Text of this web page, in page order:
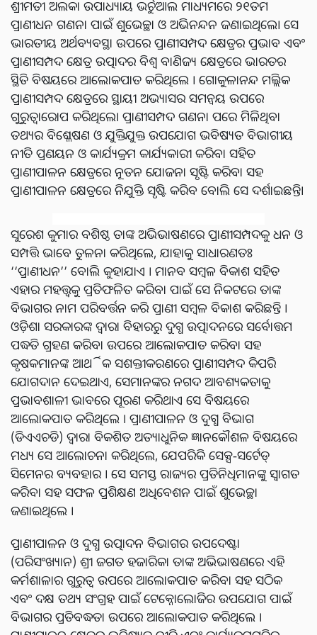
ଶ୍ରୀମତୀ ଅଲକା ଉପାଧ୍ୟାୟ ଭର୍ଚୁଆଲ ମାଧ୍ୟମରେ ୨୧ତମ
ପ୍ରାଣୀଧନ ଗଣନା ପାଇଁ ଶୁଭେଚ୍ଛା ଓ ଅଭିନନ୍ଦନ ଜଣାଇଥିଲେ। ସେ
ଭାରତୀୟ ଅର୍ଥବ୍ୟବସ୍ଥା ଉପରେ ପ୍ରାଣୀସମ୍ପଦ କ୍ଷେତ୍ରର ପ୍ରଭାବ ଏବଂ
ପ୍ରାଣୀସମ୍ପଦ କ୍ଷେତ୍ର ଉତ୍ପାଦର ବିଶ୍ୱ ବାଣିଜ୍ୟ କ୍ଷେତ୍ରରେ ଭାରତର
ସ୍ଥିତି ବିଷୟରେ ଆଲୋକପାତ କରିଥିଲେ । ଗୋକୁଳାନନ୍ଦ ମଲ୍ଲିକ
ପ୍ରାଣୀସମ୍ପଦ କ୍ଷେତ୍ରରେ ସ୍ଥାୟୀ ଅଭ୍ୟାସର ସମନ୍ୱୟ ଉପରେ
ଗୁରୁତ୍ୱାରୋପ କରିଥିଲେ। ପ୍ରାଣୀସମ୍ପଦ ଗଣନା ପରେ ମିଳିଥିବା
ତଥ୍ୟର ବିଶ୍ଳେଷଣ ଓ ଯୁକ୍ତିଯୁକ୍ତ ଉପଯୋଗ ଭବିଷ୍ୟତ ବିଭାଗୀୟ
ନୀତି ପ୍ରଣୟନ ଓ କାର୍ଯ୍ୟକ୍ରମ କାର୍ଯ୍ୟକାରୀ କରିବା ସହିତ
ପ୍ରାଣୀପାଳନ କ୍ଷେତ୍ରରେ ନୂତନ ଯୋଜନା ସୃଷ୍ଟି କରିବା ସହ
ପ୍ରାଣୀପାଳନ କ୍ଷେତ୍ରରେ ନିଯୁକ୍ତି ସୃଷ୍ଟି କରିବ ବୋଲି ସେ ଦର୍ଶାଇଛନ୍ତି।
ସୁରେଶ କୁମାର ବଶିଷ୍ଠ ତାଙ୍କ ଅଭିଭାଷଣରେ ପ୍ରାଣୀସମ୍ପଦକୁ ଧନ ଓ
ସମ୍ପତ୍ତି ଭାବେ ତୁଳନା କରିଥିଲେ, ଯାହାକୁ ସାଧାରଣତଃ
‘‘ପ୍ରାଣୀଧନ’’ ବୋଲି କୁହାଯାଏ । ମାନବ ସମ୍ବଳ ବିକାଶ ସହିତ
ଏହାର ମହତ୍ତ୍ୱକୁ ପ୍ରତିଫଳିତ କରିବା ପାଇଁ ସେ ନିକଟରେ ତାଙ୍କ
ବିଭାଗର ନାମ ପରିବର୍ତ୍ତନ କରି ପ୍ରାଣୀ ସମ୍ବଳ ବିକାଶ କରିଛନ୍ତି ।
ଓଡ଼ିଶା ସରକାରଙ୍କ ଦ୍ୱାରା ବିହାରରୁ ଦୁଗ୍ଧ ଉତ୍ପାଦନରେ ସର୍ବୋତ୍ତମ
ପଦ୍ଧତି ଗ୍ରହଣ କରିବା ଉପରେ ଆଲୋକପାତ କରିବା ସହ
କୃଷକମାନଙ୍କ ଆର୍ଥିକ ସଶକ୍ତୀକରଣରେ ପ୍ରାଣୀସମ୍ପଦ କିପରି
ଯୋଗଦାନ ଦେଇଥାଏ, ସେମାନଙ୍କର ନଗଦ ଆବଶ୍ୟକତାକୁ
ପ୍ରଭାବଶାଳୀ ଭାବରେ ପୂରଣ କରିଥାଏ ସେ ବିଷୟରେ
ଆଲୋକପାତ କରିଥିଲେ । ପ୍ରାଣୀପାଳନ ଓ ଦୁଗ୍ଧ ବିଭାଗ
(ଡିଏଏଚଡି) ଦ୍ୱାରା ବିକଶିତ ଅତ୍ୟାଧୁନିକ ଜ୍ଞାନକୌଶଳ ବିଷୟରେ
ମଧ୍ୟ ସେ ଆଲୋଚନା କରିଥିଲେ, ଯେପରିକି ସେକ୍ସ-ସର୍ଟେଡ୍
ସିମେନର ବ୍ୟବହାର । ସେ ସମସ୍ତ ରାଜ୍ୟର ପ୍ରତିନିଧିମାନଙ୍କୁ ସ୍ୱାଗତ
କରିବା ସହ ସଫଳ ପ୍ରଶିକ୍ଷଣ ଅଧିବେଶନ ପାଇଁ ଶୁଭେଚ୍ଛା
ଜଣାଇଥିଲେ ।
ପ୍ରାଣୀପାଳନ ଓ ଦୁଗ୍ଧ ଉତ୍ପାଦନ ବିଭାଗର ଉପଦେଷ୍ଟା
(ପରିସଂଖ୍ୟାନ) ଶ୍ରୀ ଜଗତ ହଜାରିକା ତାଙ୍କ ଅଭିଭାଷଣରେ ଏହି
କର୍ମଶାଳାର ଗୁରୁତ୍ୱ ଉପରେ ଆଲୋକପାତ କରିବା ସହ ସଠିକ
ଏବଂ ଦକ୍ଷ ତଥ୍ୟ ସଂଗ୍ରହ ପାଇଁ ଟେକ୍ନୋଲୋଜିର ଉପଯୋଗ ପାଇଁ
ବିଭାଗର ପ୍ରତିବଦ୍ଧତା ଉପରେ ଆଲୋକପାତ କରିଥିଲେ ।